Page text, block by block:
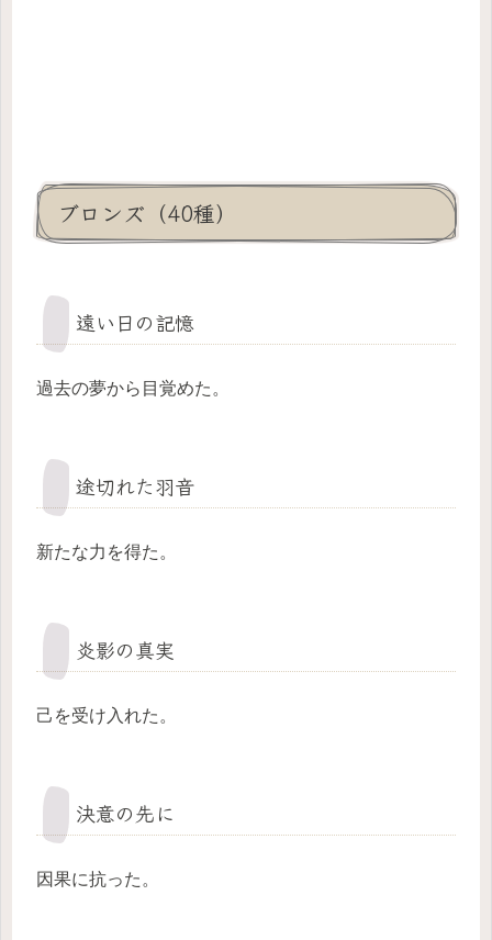
ブロンズ（40種）
遠い日の記憶
過去の夢から目覚めた。
途切れた羽音
新たな力を得た。
炎影の真実
己を受け入れた。
決意の先に
因果に抗った。